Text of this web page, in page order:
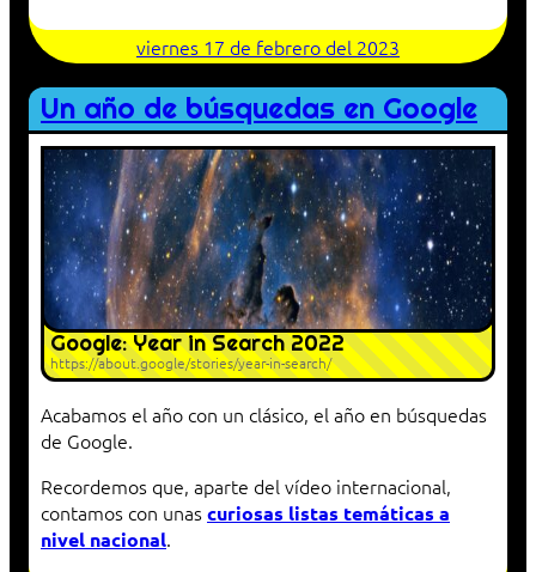
viernes 17 de febrero del 2023
Un año de búsquedas en Google
Google: Year in Search 2022
https://about.google/stories/year-in-search/
Acabamos el año con un clásico, el año en búsquedas
de Google.
Recordemos que, aparte del vídeo internacional,
contamos con unascuriosas listas temáticas a
nivel nacional.